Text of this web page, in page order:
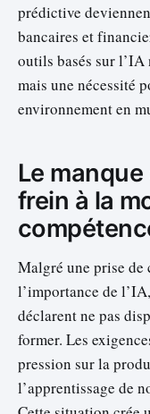
prédictive
bancaires et
outils basés sur l’IA
mais une nécessité
environnement en
Le
frein à la
Malgré une prise de
l’importance de
déclarent ne pas
former. Les
pression sur la
l’apprentissage de